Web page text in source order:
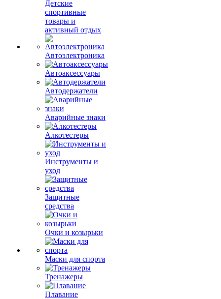
Детские
спортивные
товары и
активный отдых
Автоэлектроника
Автоаксессуары
Автодержатели
Аварийные знаки
Алкотестеры
Инструменты и
уход
Защитные
средства
Очки и козырьки
Маски для спорта
Тренажеры
Плавание